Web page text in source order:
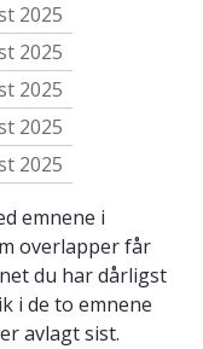
2025
2025
2025
2025
2025
emnene i
overlapper får
du har dårligst
i de to emnene
avlagt sist.